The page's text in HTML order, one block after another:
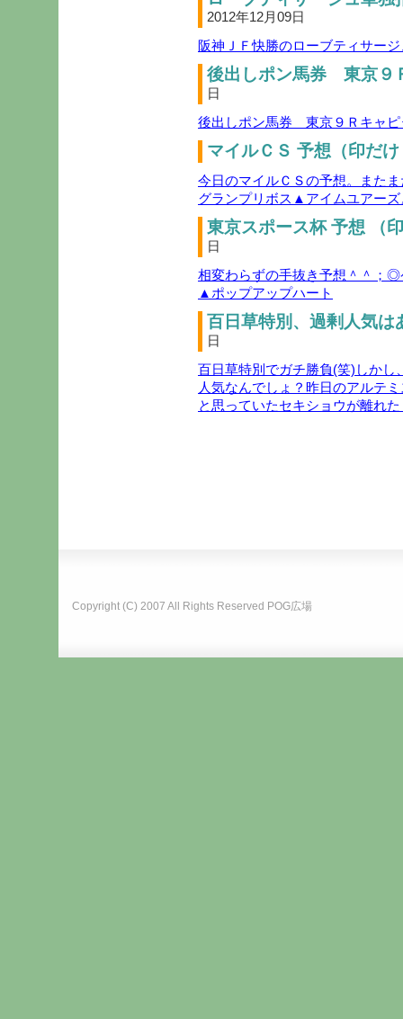
2012年12月09日
阪神ＪＦ快勝のローブティサー
後出しポン馬券 東京９
日
後出しポン馬券 東京９Ｒキャピ
マイルＣＳ 予想（印だ
今日のマイルＣＳの予想。また
グランプリボス▲アイムユアー
東京スポース杯 予想 （
日
相変わらずの手抜き予想＾＾；
▲ポップアップハート
百日草特別、過剰人気
日
百日草特別でガチ勝負(笑)しかし
人気なんでしょ？昨日のアルテ
と思っていたセキショウが離れ
Copyright (C) 2007 All Rights Reserved POG広場